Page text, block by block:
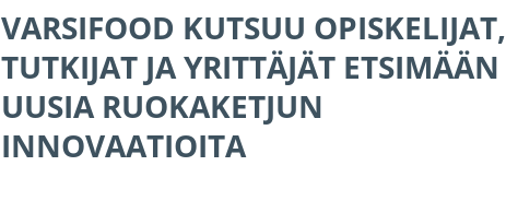
VARSIFOOD KUTSUU OPISKELIJAT,
TUTKIJAT JA YRITTÄJÄT ETSIMÄÄN
UUSIA RUOKAKETJUN
INNOVAATIOITA